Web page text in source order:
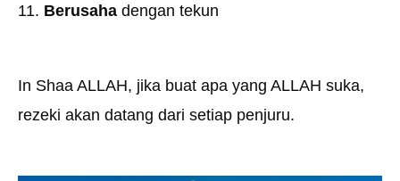
11. Berusaha dengan tekun
In Shaa ALLAH, jika buat apa yang ALLAH suka,
rezeki akan datang dari setiap penjuru.